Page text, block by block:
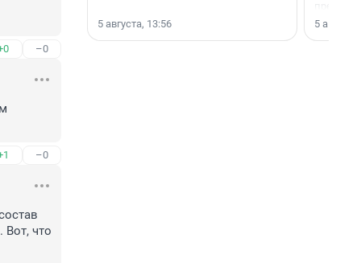
–0
–0
Вот, что
5 августа, 13:56
офис,
успех
5